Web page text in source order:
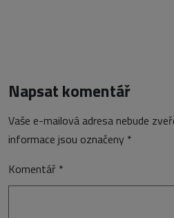
Napsat komentář
Vaše e-mailová adresa nebude
informace jsou označeny *
Komentář *